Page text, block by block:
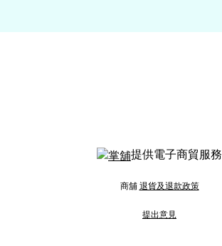
提供電子商貿服務
商舖 退貨及退款政策
提出意見